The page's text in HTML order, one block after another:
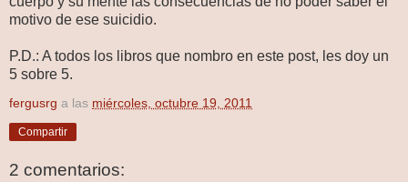
motivo de ese suicidio.
P.D.: A todos los libros que nombro en este post, les doy un
5 sobre 5.
fergusrg a las miércoles, octubre 19, 2011
Compartir
2 comentarios: